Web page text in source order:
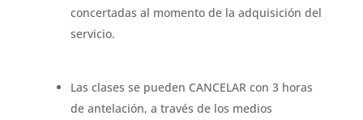
concertadas al momento de la adquisición del
servicio.
Las clases se pueden CANCELAR con 3 horas
de antelación, a través de los medios